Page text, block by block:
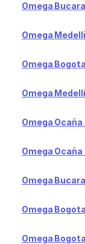
Omega
Omega
Omega
Omega
Omega Ocaña
Omega
Omega
Omega
Omega